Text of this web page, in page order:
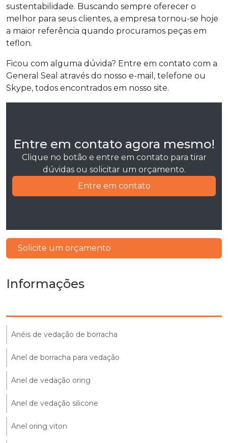
sustentabilidade. Buscando sempre oferecer o
melhor para seus clientes, a empresa tornou-se hoje
a maior referência quando procuramos peças em
teflon.
Ficou com alguma dúvida? Entre em contato com a
General Seal através do nosso e-mail, telefone ou
Skype, todos encontrados em nosso site.
Entre em contato agora mesmo!
Clique no botão e entre em contato para tirar
dúvidas ou solicitar um orçamento.
Entre em contato
Solicite um orçamento
Informações
Anéis de vedação de borracha
Anel de borracha para vedação
Anel de vedação oring
Anel de vedação silicone
Anel oring viton